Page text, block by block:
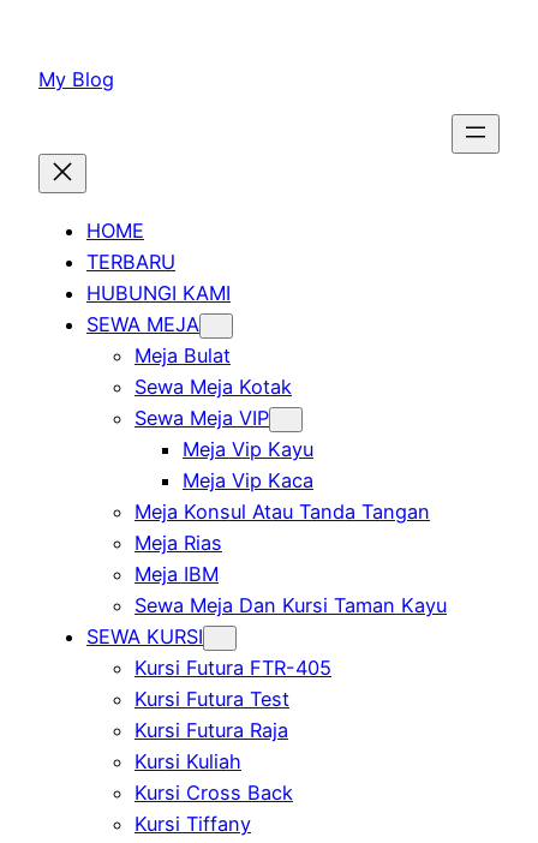
konten
My Blog
HOME
TERBARU
HUBUNGI KAMI
SEWA MEJA
Meja Bulat
Sewa Meja Kotak
Sewa Meja VIP
Meja Vip Kayu
Meja Vip Kaca
Meja Konsul Atau Tanda Tangan
Meja Rias
Meja IBM
Sewa Meja Dan Kursi Taman Kayu
SEWA KURSI
Kursi Futura FTR-405
Kursi Futura Test
Kursi Futura Raja
Kursi Kuliah
Kursi Cross Back
Kursi Tiffany